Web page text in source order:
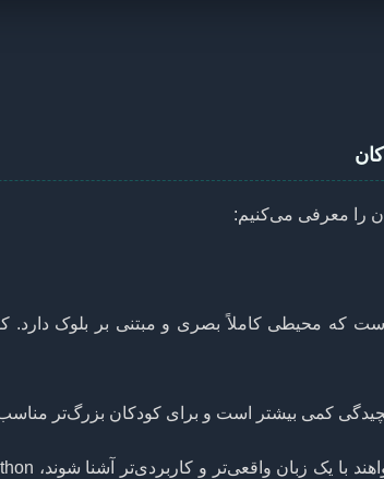
را معرفی می‌کنیم:
که محیطی کاملاً بصری و مبتنی بر بلوک دارد.